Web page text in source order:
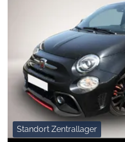
Standort Zentrallager